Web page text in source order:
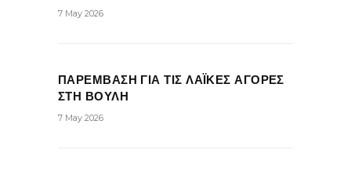
7 May 2026
ΠΑΡΕΜΒΑΣΗ ΓΙΑ ΤΙΣ ΛΑΪΚΕΣ ΑΓΟΡΕΣ
ΣΤΗ ΒΟΥΛΗ
7 May 2026